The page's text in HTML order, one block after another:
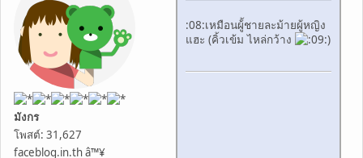
มังกร
โพสต์: 31,627
faceblog.in.th â™¥
:08:เหมือนผู้้ชายละม้ายผู้หญิง
แฮะ (คิ้วเข้ม ไหล่กว้าง
)